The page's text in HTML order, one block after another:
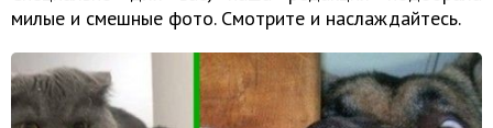
милые и смешные фото. Смотрите и наслаждайтесь.